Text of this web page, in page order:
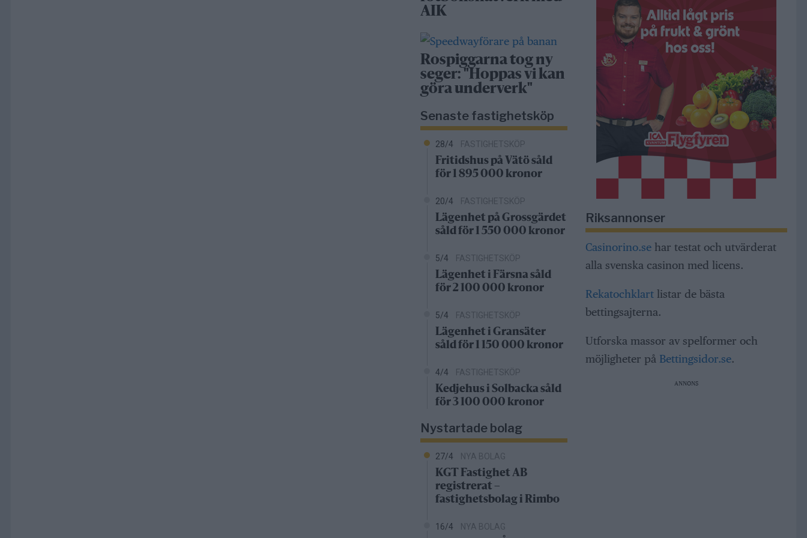
AIK
Rospiggarna tog ny
seger: "Hoppas vi kan
göra underverk"
Senaste fastighetsköp
28/4 FASTIGHETSKÖP
Fritidshus på Vätö såld
för 1 895 000 kronor
20/4 FASTIGHETSKÖP
Lägenhet på Grossgärdet
såld för 1 550 000 kronor
5/4 FASTIGHETSKÖP
Lägenhet i Färsna såld
för 2 100 000 kronor
5/4 FASTIGHETSKÖP
Lägenhet i Gransäter
såld för 1 150 000 kronor
4/4 FASTIGHETSKÖP
Kedjehus i Solbacka såld
för 3 100 000 kronor
Nystartade bolag
27/4 NYA BOLAG
KGT Fastighet AB
registrerat –
fastighetsbolag i Rimbo
16/4 NYA BOLAG
Riksannonser
Casinorino.sehar testat och utvärderat
alla svenska casinon med licens.
Rekatochklartlistar de bästa
bettingsajterna.
Utforska massor av spelformer och
möjligheter på Bettingsidor.se.
ANNONS